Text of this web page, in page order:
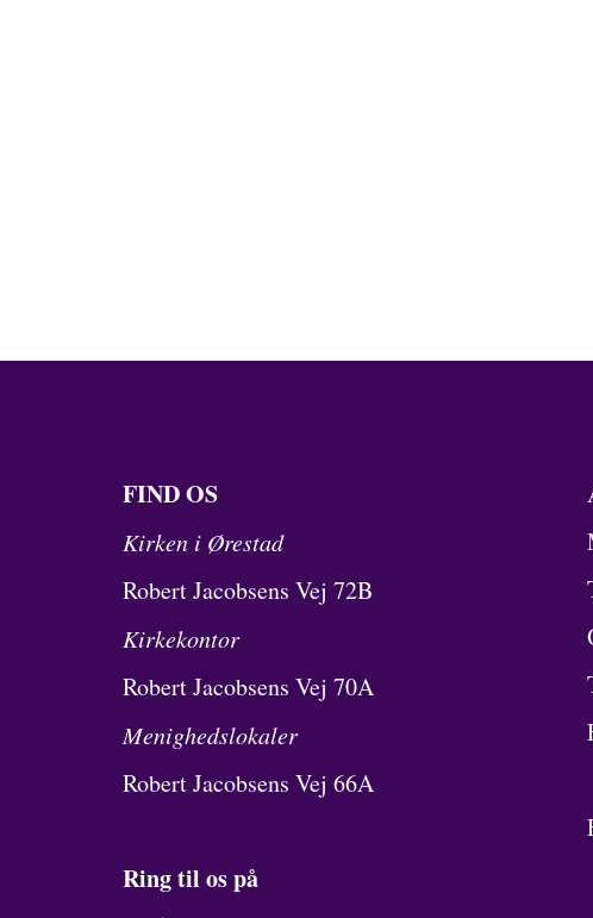
FIND OS
Kirken i Ørestad
Robert Jacobsens Vej 72B
Kirkekontor
Robert Jacobsens Vej 70A
Menighedslokaler
Robert Jacobsens Vej 66A
Ring til os på